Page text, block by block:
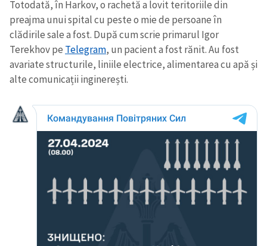
Totodată, în Harkov, o rachetă a lovit teritoriile din
preajma unui spital cu peste o mie de persoane în
clădirile sale a fost. După cum scrie primarul Igor
Terekhov pe Telegram, un pacient a fost rănit. Au fost
avariate structurile, liniile electrice, alimentarea cu apă și
alte comunicații inginerești.